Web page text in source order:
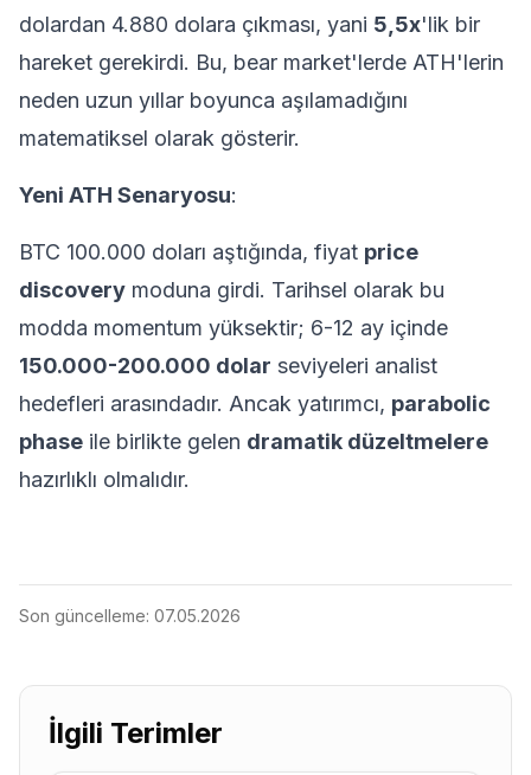
dolardan 4.880 dolara çıkması, yani 5,5x'lik bir
hareket gerekirdi. Bu, bear market'lerde ATH'lerin
neden uzun yıllar boyunca aşılamadığını
matematiksel olarak gösterir.
Yeni ATH Senaryosu:
BTC 100.000 doları aştığında, fiyat price
discovery moduna girdi. Tarihsel olarak bu
modda momentum yüksektir; 6-12 ay içinde
150.000-200.000 dolar seviyeleri analist
hedefleri arasındadır. Ancak yatırımcı, parabolic
phase ile birlikte gelen dramatik düzeltmelere
hazırlıklı olmalıdır.
Son güncelleme: 07.05.2026
İlgili Terimler